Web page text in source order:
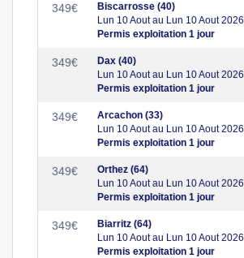
349€
Biscarrosse (40)
Lun 10 Aout au Lun 10 Aout 2026
Permis exploitation 1 jour
349€
Dax (40)
Lun 10 Aout au Lun 10 Aout 2026
Permis exploitation 1 jour
349€
Arcachon (33)
Lun 10 Aout au Lun 10 Aout 2026
Permis exploitation 1 jour
349€
Orthez (64)
Lun 10 Aout au Lun 10 Aout 2026
Permis exploitation 1 jour
349€
Biarritz (64)
Lun 10 Aout au Lun 10 Aout 2026
Permis exploitation 1 jour